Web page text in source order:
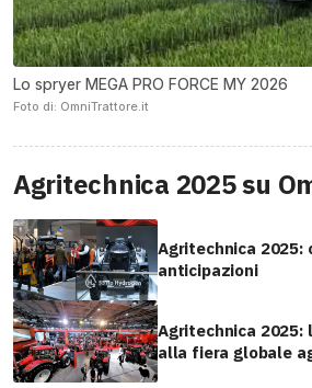
Lo spryer MEGA PRO FORCE MY 2026
Foto di: OmniTrattore.it
Agritechnica 2025 su
Agritechnica 2025:
anticipazioni
Agritechnica
alla fiera globale